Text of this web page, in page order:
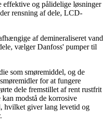
og pålidelige løsninger
rensning af dele, LCD-
af demineraliseret vand
vælger Danfoss' pumper til
som smøremiddel, og de
for at fungere
dele fremstillet af rent rustfrit
modstå de korrosive
hvilket giver lang levetid og